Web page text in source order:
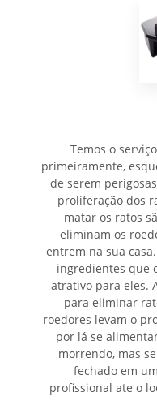
Temos o
primeiramente,
de serem
proliferação dos
matar os ratos
eliminam os
entrem na sua
ingredientes que
atrativo para eles.
para eliminar
roedores levam o
por lá se
morrendo, mas
fechado em
profissional ate o